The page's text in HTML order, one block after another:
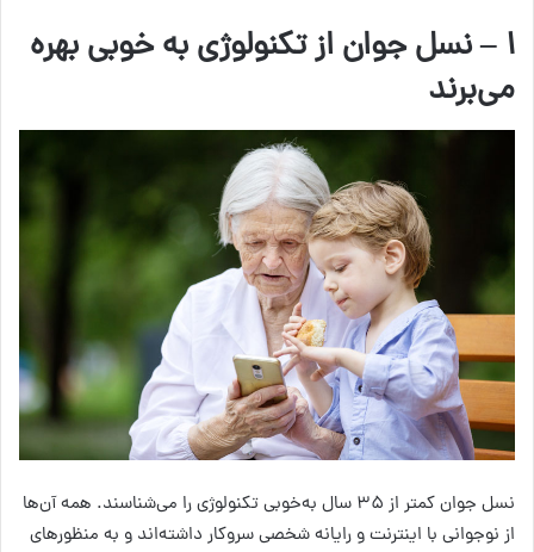
۱ – نسل جوان از تکنولوژی به خوبی بهره
می‌برند
نسل جوان کمتر از ۳۵ سال به‌خوبی تکنولوژی را می‌شناسند. همه آن‌ها
از نوجوانی با اینترنت و رایانه شخصی سروکار داشته‌اند و به منظورهای